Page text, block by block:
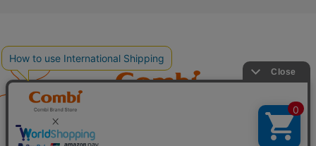
Combi
ベビー用品のコンビ株式会社